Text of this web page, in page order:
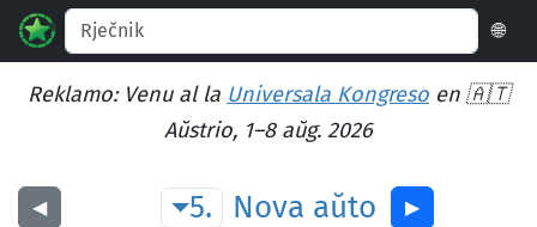
🌐
Reklamo: Venu al la Universala Kongreso en 🇦🇹
Aŭstrio, 1–8 aŭg. 2026
◀︎ 5. Nova aŭto ▶︎